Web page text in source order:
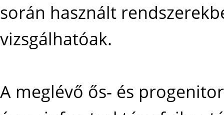
során használt
vizsgálhatóak.
A meglévő ős- és